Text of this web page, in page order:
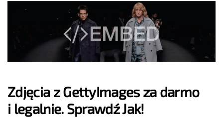
Zdjęcia z GettyImages za darmo
i legalnie. Sprawdź Jak!